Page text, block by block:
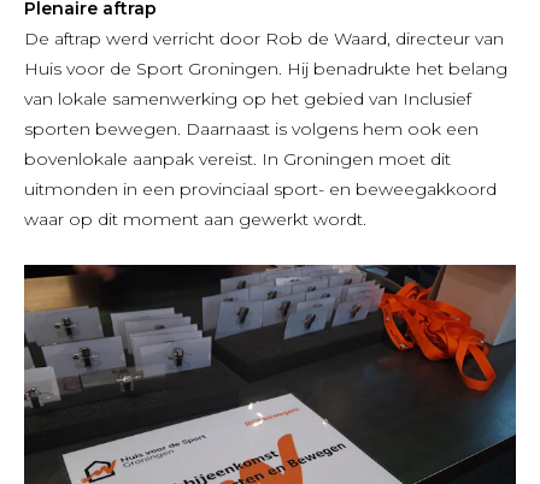
Plenaire aftrap
De aftrap werd verricht door Rob de Waard, directeur van
Huis voor de Sport Groningen. Hij benadrukte het belang
van lokale samenwerking op het gebied van Inclusief
sporten bewegen. Daarnaast is volgens hem ook een
bovenlokale aanpak vereist. In Groningen moet dit
uitmonden in een provinciaal sport- en beweegakkoord
waar op dit moment aan gewerkt wordt.